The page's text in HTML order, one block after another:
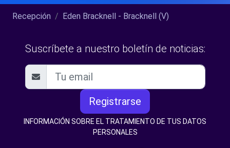
Recepción Eden Bracknell - Bracknell (V)
Suscríbete a nuestro boletín de noticias:
Registrarse
INFORMACIÓN SOBRE EL TRATAMIENTO DE TUS DATOS
PERSONALES